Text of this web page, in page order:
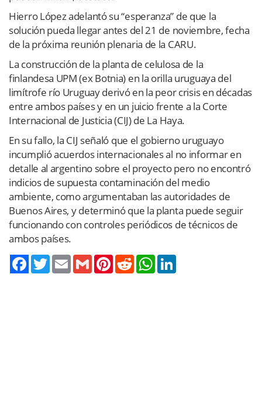
Hierro López adelantó su “esperanza” de que la
solución pueda llegar antes del 21 de noviembre, fecha
de la próxima reunión plenaria de la CARU.
La construcción de la planta de celulosa de la
finlandesa UPM (ex Botnia) en la orilla uruguaya del
limítrofe río Uruguay derivó en la peor crisis en décadas
entre ambos países y en un juicio frente a la Corte
Internacional de Justicia (CIJ) de La Haya.
En su fallo, la CIJ señaló que el gobierno uruguayo
incumplió acuerdos internacionales al no informar en
detalle al argentino sobre el proyecto pero no encontró
indicios de supuesta contaminación del medio
ambiente, como argumentaban las autoridades de
Buenos Aires, y determinó que la planta puede seguir
funcionando con controles periódicos de técnicos de
ambos países.
TwitterEmail Gmail PinterestReddit WhatsApp